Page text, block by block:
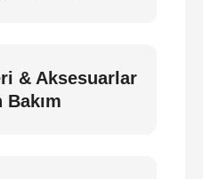
& Aksesuarlar